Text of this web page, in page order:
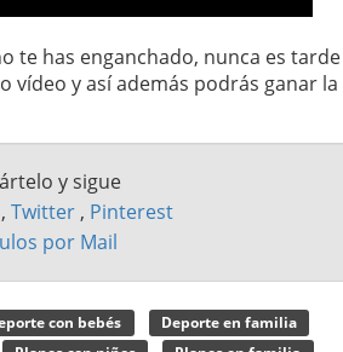
te has enganchado, nunca es
vídeo y así además podrás ganar la
y sigue
, Twitter , Pinterest
por Mail
con bebés
Deporte en familia